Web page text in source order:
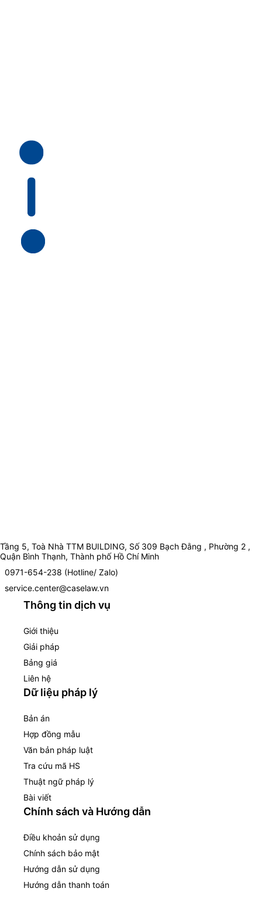
Tầng 5, Toà Nhà TTM BUILDING, Số 309 Bạch Đằng , Phường 2 ,
Quận Bình Thạnh, Thành phố Hồ Chí Minh
0971-654-238 (Hotline/ Zalo)
service.center@caselaw.vn
Thông tin dịch vụ
Giới thiệu
Giải pháp
Bảng giá
Liên hệ
Dữ liệu pháp lý
Bản án
Hợp đồng mẫu
Văn bản pháp luật
Tra cứu mã HS
Thuật ngữ pháp lý
Bài viết
Chính sách và Hướng dẫn
Điều khoản sử dụng
Chính sách bảo mật
Hướng dẫn sử dụng
Hướng dẫn thanh toán